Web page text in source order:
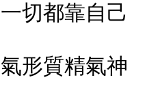
一切都靠自己
氣形質精氣神